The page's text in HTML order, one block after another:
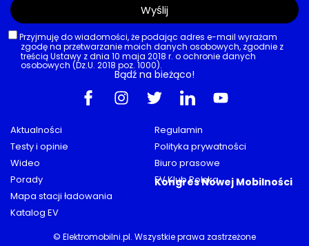
Aktualności
Testy i opinie
Wideo
Porady
Mapa stacji ładowania
Katalog EV
Regulamin
Polityka prywatności
Biuro prasowe
EV Klub Polska
Kongres Nowej Mobilności
Przyjmuję do wiadomości, że podając adres e-mail wyrażam
zgodę na przetwarzanie moich danych osobowych, zgodnie z
treścią Ustawy z dnia 10 maja 2018 r. o ochronie danych
osobowych (Dz.U. 2018 poz. 1000).
Wyślij
Bądź na bieżąco!
© Elektromobilni.pl. Wszystkie prawa zastrzeżone